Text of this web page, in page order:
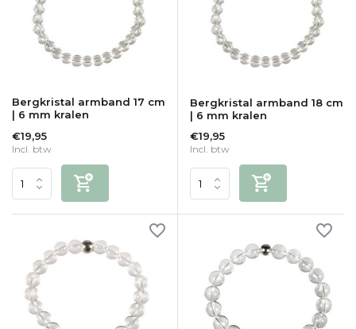
Bergkristal armband 17 cm
| 6 mm kralen
€19,95
Incl. btw
Bergkristal armband 18 cm
| 6 mm kralen
€19,95
Incl. btw